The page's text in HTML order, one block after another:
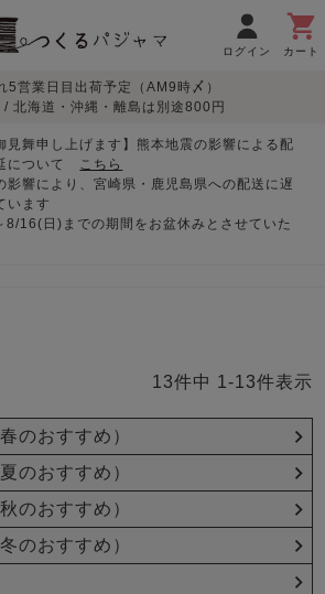
ログイン カート
ディースパジャマ
夏
メンズパジャマ
ガーゼ
目的別で
さがす
入院・介護
胸が目立たない
そろえたい
年齢別におすすめパジ
デザインで
さがす
作務衣 胸がすけない
羽織・バスロ
つくるパジャマとは
お買い物ガイド
5営業日目出荷予定（AM9時〆）
北海道・沖縄・離島は別途800円
見舞申し上げます】熊本地震の影響による配
について こちら
影響により、宮崎県・鹿児島県への配送に遅
います
8/16(日)までの期間をお盆休みとさせていた
13件中 1 -13件表示
のおすすめ）
のおすすめ）
のおすすめ）
のおすすめ）